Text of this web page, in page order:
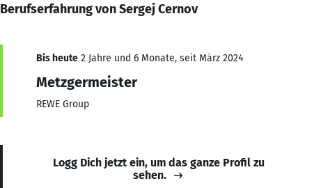
Berufserfahrung von Sergej Cernov
Bis heute 2 Jahre und 6 Monate, seit März 2024
Metzgermeister
REWE Group
Logg Dich jetzt ein, um das ganze Profil zu
sehen.